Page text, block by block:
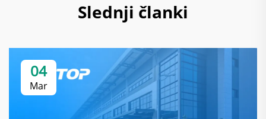
Slednji članki
04
Mar